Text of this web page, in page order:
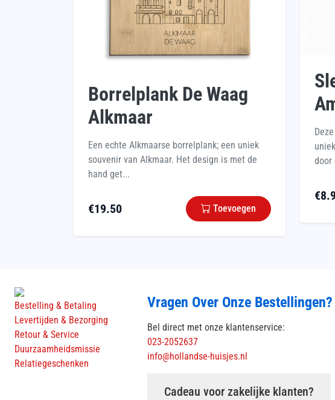
Borrelplank De Waag
Alkmaar
Een echte Alkmaarse borrelplank; een uniek
souvenir van Alkmaar. Het design is met de
hand get...
€19.50 Toevoegen
door
€
Bestelling & Betaling
Levertijden & Bezorging
Retour & Service
Duurzaamheidsmissie
Relatiegeschenken
Vragen Over Onze Bestellingen?
Bel direct met onze klantenservice:
023-2052637
info@hollandse-huisjes.nl
Cadeau voor zakelijke klanten?